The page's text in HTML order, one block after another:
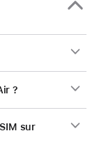
?
sur